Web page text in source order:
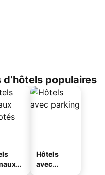
populaires
Hôtels
avec